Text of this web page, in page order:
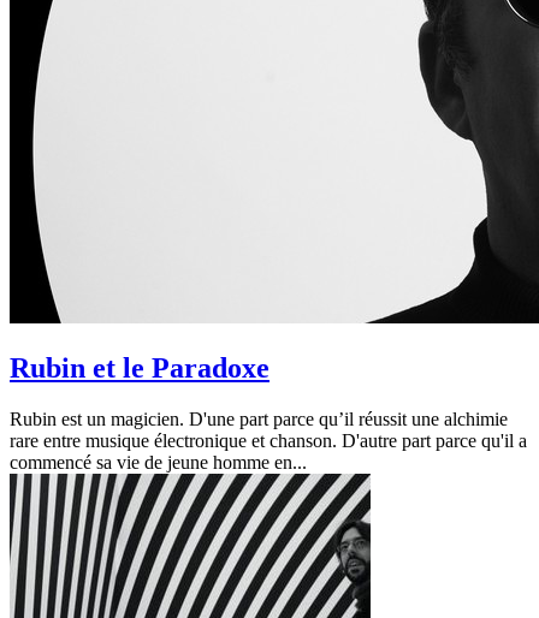
Rubin et le Paradoxe
Rubin est un magicien. D'une part parce qu’il réussit une alchimie
rare entre musique électronique et chanson. D'autre part parce qu'il a
commencé sa vie de jeune homme en...